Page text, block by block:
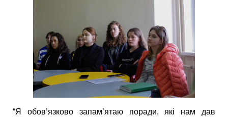
“Я обов’язково запам’ятаю поради, які нам дав